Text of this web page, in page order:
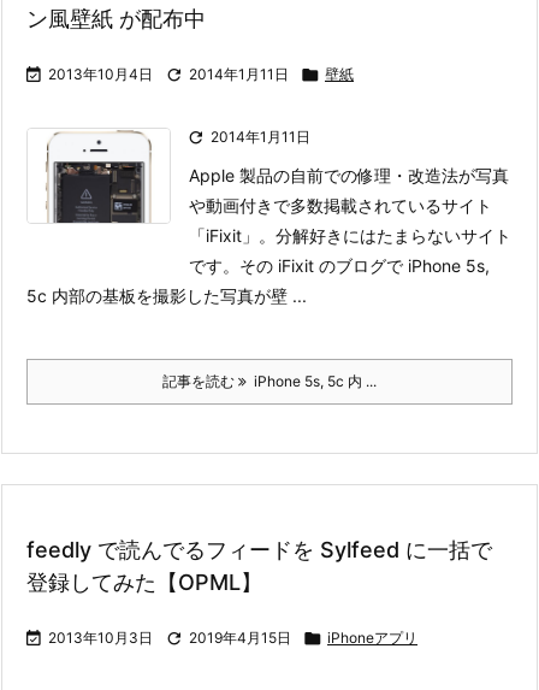
ン風壁紙 が配布中
 2013年10月4日  2014年1月11日  壁紙
 2014年1月11日
Apple 製品の自前での修理・改造法が写真
や動画付きで多数掲載されているサイト
「iFixit」。分解好きにはたまらないサイト
です。 その iFixit のブログで iPhone 5s,
5c 内部の基板を撮影した写真が壁 ...
記事を読む iPhone 5s, 5c 内 ...
feedly で読んでるフィードを Sylfeed に一括で
登録してみた【OPML】
 2013年10月3日  2019年4月15日  iPhoneアプリ